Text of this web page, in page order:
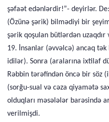
şəfaət edənlərdir!”- deyirlər.
(Özünə şərik) bilmədiyi bir
şərik qoşulan bütlərdən uzaqdır
19. İnsanlar (əvvəlcə) ancaq
idilər). Sonra (aralarına ixtilaf
Rəbbin tərəfindən öncə bir söz
(sorğu-sual və cəza qiyamətə
olduqları məsələlər barəsində
verilmişdi.